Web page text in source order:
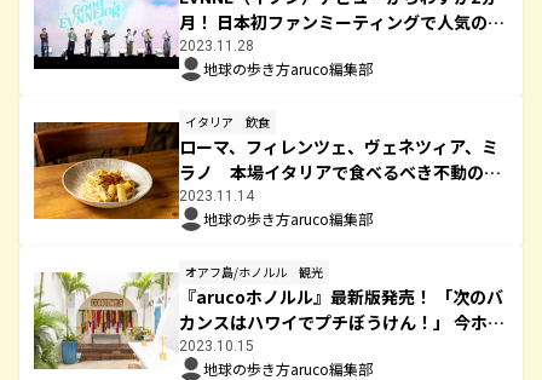
月！ 日本初ファンミーティングで人気の高
さを証明！
2023.11.28
地球の歩き方aruco編集部
イタリア 飲食
ローマ、フィレンツェ、ヴェネツィア、ミ
ラノ 本場イタリアで食べるべき不動の人
気パスタ＆リゾットはコレ！
2023.11.14
地球の歩き方aruco編集部
オアフ島/ホノルル 観光
『arucoホノルル』最新版発売！ 「次のバ
カンスはハワイでプチぼうけん！」 今ホノ
ルルでしたいこと10☆
2023.10.15
地球の歩き方aruco編集部